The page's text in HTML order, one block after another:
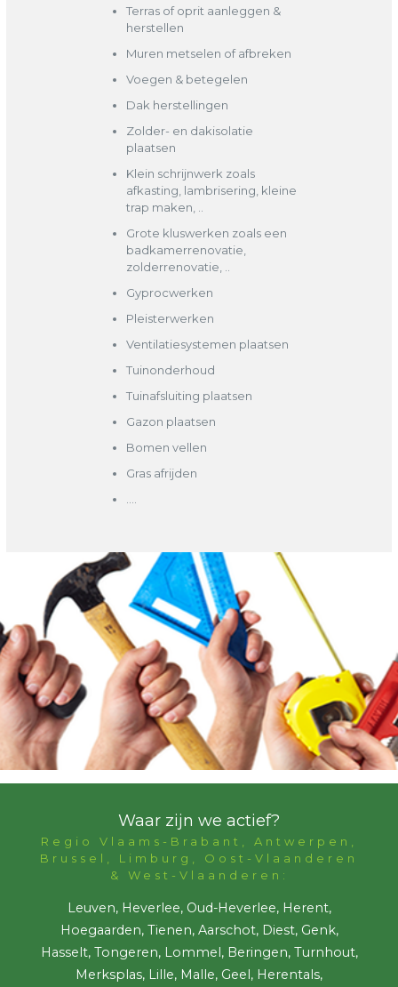
Terras of oprit aanleggen &
herstellen
Muren metselen of afbreken
Voegen & betegelen
Dak herstellingen
Zolder- en dakisolatie
plaatsen
Klein schrijnwerk zoals
afkasting, lambrisering, kleine
trap maken, ..
Grote kluswerken zoals een
badkamerrenovatie,
zolderrenovatie, ..
Gyprocwerken
Pleisterwerken
Ventilatiesystemen plaatsen
Tuinonderhoud
Tuinafsluiting plaatsen
Gazon plaatsen
Bomen vellen
Gras afrijden
Waar zijn we actief?
Regio Vlaams-Brabant, Antwerpen,
Brussel, Limburg, Oost-Vlaanderen
& West-Vlaanderen:
Leuven, Heverlee, Oud-Heverlee, Herent,
Hoegaarden, Tienen, Aarschot, Diest, Genk,
Hasselt, Tongeren, Lommel, Beringen, Turnhout,
Merksplas, Lille, Malle, Geel, Herentals,